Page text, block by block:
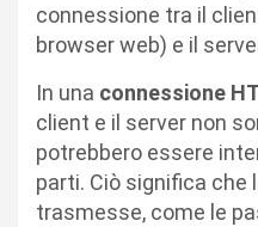
connessione tra il
browser web) e il
In una connessione
client e il server non
potrebbero essere
parti. Ciò significa che
trasmesse, come le